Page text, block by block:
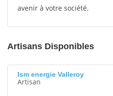
avenir à votre société.
Artisans Disponibles
Ism energie Valleroy
Artisan